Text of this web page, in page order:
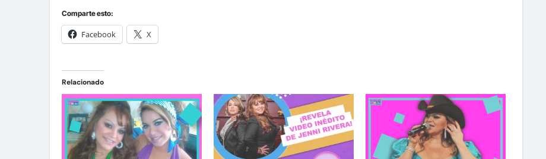
Comparte esto:
Facebook X
Relacionado